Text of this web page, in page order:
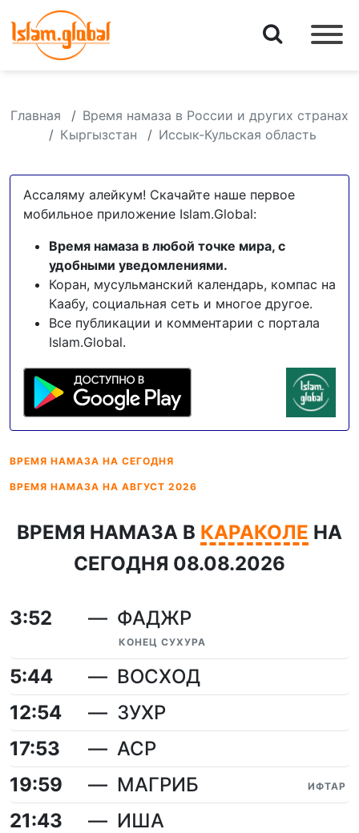
Главная
Время намаза в России и других странах
Кыргызстан
Иссык-Кульская область
Ассаляму алейкум! Скачайте наше первое
мобильное приложение Islam.Global:
Время намаза в любой точке мира, с
удобными уведомлениями.
Коран, мусульманский календарь, компас на
Каабу, социальная сеть и многое другое.
Все публикации и комментарии с портала
Islam.Global.
ВРЕМЯ НАМАЗА НА СЕГОДНЯ
ВРЕМЯ НАМАЗА НА АВГУСТ 2026
ВРЕМЯ НАМАЗА В КАРАКОЛЕ НА
СЕГОДНЯ 08.08.2026
3:52 ФАДЖР
КОНЕЦ СУХУРА
5:44
ВОСХОД
12:54
ЗУХР
17:53
АСР
19:59
МАГРИБ ИФТАР
21:43 ИША